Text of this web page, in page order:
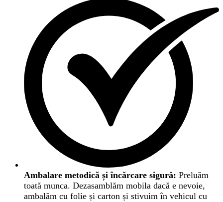
Ambalare metodică și încărcare sigură: Preluăm
toată munca. Dezasamblăm mobila dacă e nevoie,
ambalăm cu folie și carton și stivuim în vehicul cu